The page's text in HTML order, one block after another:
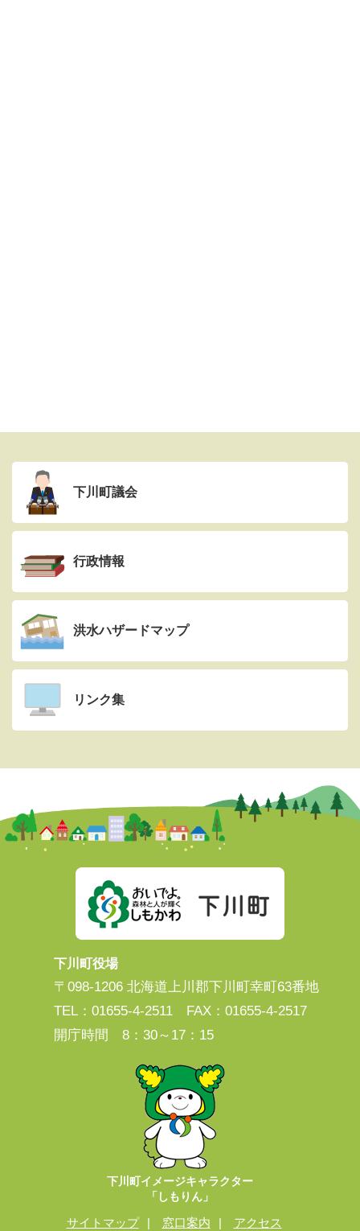
下川町議会
行政情報
洪水ハザードマップ
リンク集
下川町役場
〒098-1206 北海道上川郡下川町幸町63番地
TEL：01655-4-2511 FAX：01655-4-2517
開庁時間 8：30～17：15
下川町イメージキャラクター
「しもりん」
サイトマップ 窓口案内 アクセス